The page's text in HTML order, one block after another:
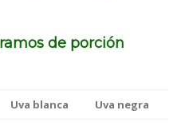
de porción
Uva blanca Uva negra